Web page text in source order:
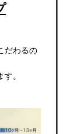
だわるの
。